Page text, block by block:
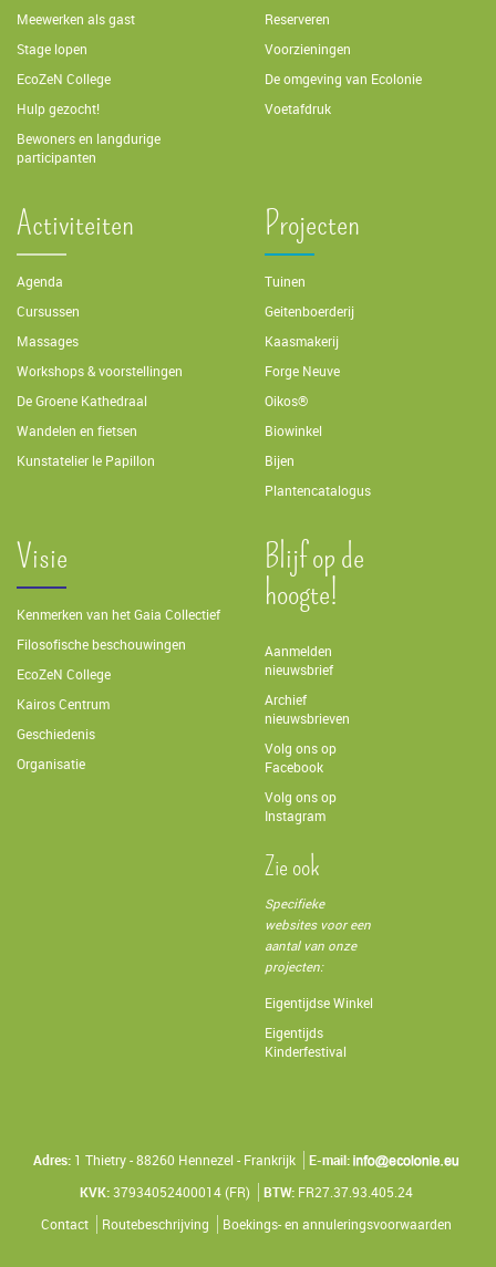
Meewerken als gast
Stage lopen
EcoZeN College
Hulp gezocht!
Bewoners en langdurige
participanten
Reserveren
Voorzieningen
De omgeving van Ecolonie
Voetafdruk
Activiteiten
Agenda
Cursussen
Massages
Workshops & voorstellingen
De Groene Kathedraal
Wandelen en fietsen
Kunstatelier le Papillon
Projecten
Tuinen
Geitenboerderij
Kaasmakerij
Forge Neuve
Oikos®
Biowinkel
Bijen
Plantencatalogus
Visie
Kenmerken van het Gaia Collectief
Filosofische beschouwingen
EcoZeN College
Kairos Centrum
Geschiedenis
Organisatie
Blijf op de
hoogte!
Aanmelden
nieuwsbrief
Archief
nieuwsbrieven
Volg ons op
Facebook
Volg ons op
Instagram
Zie ook
Specifieke
websites voor een
aantal van onze
projecten:
Eigentijdse Winkel
Eigentijds
Kinderfestival
Adres:1 Thietry - 88260 Hennezel - Frankrijk
E-mail:
KVK:37934052400014 (FR) BTW:FR27.37.93.405.24
Contact
Routebeschrijving Boekings- en annuleringsvoorwaarden